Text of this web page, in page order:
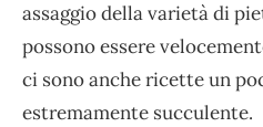
assaggio della varietà di
possono essere
ci sono anche ricette un
estremamente succulente.